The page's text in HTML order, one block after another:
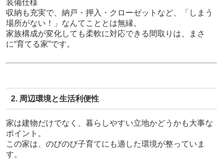
装備仕様
収納も充実で、納戸・押入・クローゼットなど、「しまう
場所がない！」なんてこととは無縁。
家族構成が変化しても柔軟に対応できる間取りは、まさ
に“育てる家”です。
2. 周辺環境と生活利便性
家は建物だけでなく、 暮らしやすい立地かどうかも大事な
ポイント。
この家は、のびのび子育てにも適した環境が整っていま
す。